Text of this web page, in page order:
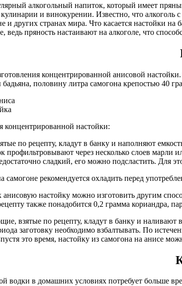
алкогольный напиток, который имеет
и винокурении. Известно, что алкоголь
других странах мира. Что касается настойки на
ведь пряность настаивают на алкоголе, что
концентрированной анисовой
половину литра самогона крепостью 40
концентрированной настойки:
по рецепту, кладут в банку и наполняют
профильтровывают через несколько слоев марли
сладкий, его можно подсластить. Для
самогоне рекомендуется охладить перед
настойку можно изготовить другим
также понадобится 0,2 грамма кориандра,
взятые по рецепту, кладут в банку и наливают
заготовку необходимо взбалтывать. По
это время, настойку из самогона на анисе
водки в домашних условиях потребует больше